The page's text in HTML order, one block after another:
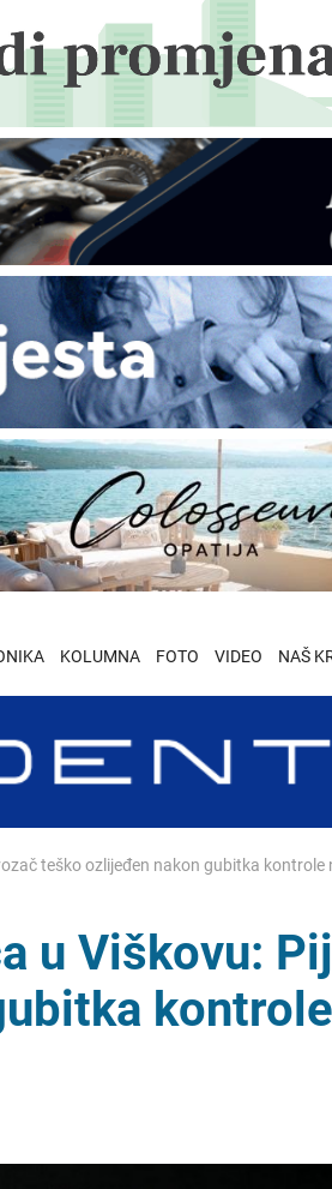
KOLUMNA FOTO VIDEO NAŠ
teško ozlijeđen nakon gubitka
u Viškovu: